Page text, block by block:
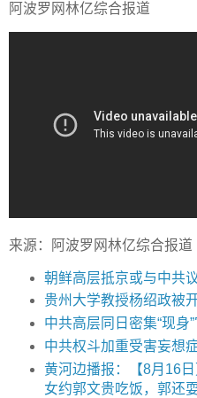
阿波罗网林亿综合报道
来源：阿波罗网林亿综合报道
朝鲜高层抵京或与中共
贵州大学教授杨绍政被
中共高层同日密集“现身
中共权斗加重受害妄想
黄河边播报：【8月16
女约郭文贵吃饭，郭还耍